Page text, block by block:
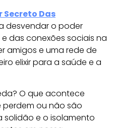
Secreto Das
desvendar o poder
das conexões sociais na
amigos e uma rede de
elixir para a saúde e a
O que acontece
perdem ou não são
solidão e o isolamento